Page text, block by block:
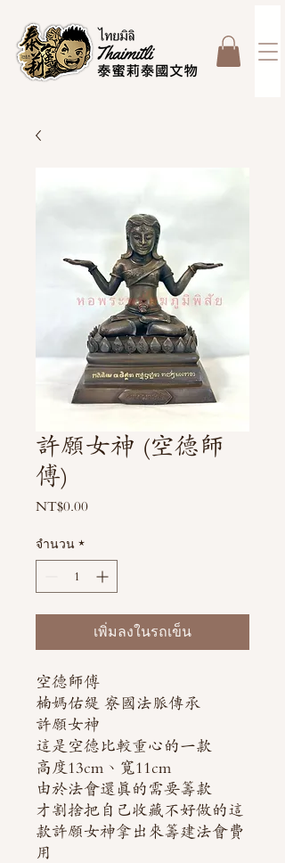
許願女神 (空德師
傅)
NT$0.00ราคา
จำนวน *
เพิ่มลงในรถเข็น
空德師傅
楠媽佑緹 寮國法脈傳承
許願女神
這是空德比較重心的一款
高度13cm、寬11cm
由於法會還真的需要籌款
才割捨把自己收藏不好做的這
款許願女神拿出來籌建法會費
用